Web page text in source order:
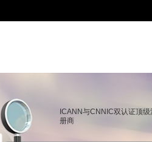
ICANN与CNNIC双认证顶级
册商